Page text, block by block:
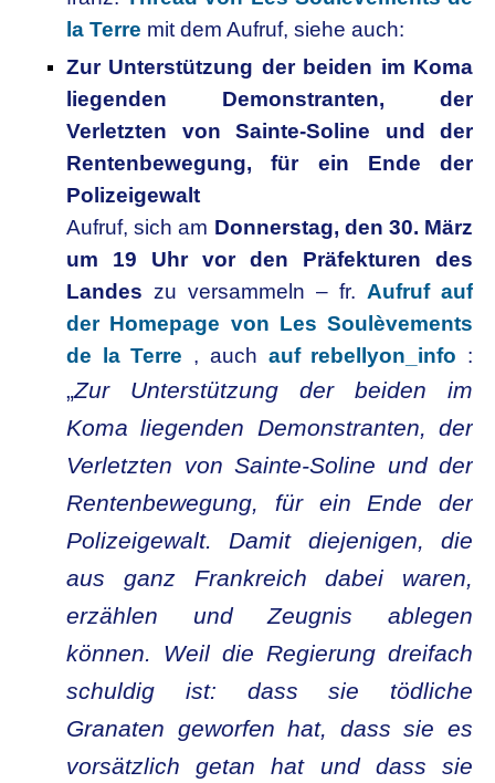
la Terre mit dem Aufruf, siehe auch:
Zur Unterstützung der beiden im Koma
liegenden Demonstranten, der
Verletzten von Sainte-Soline und der
Rentenbewegung, für ein Ende der
Polizeigewalt
Aufruf, sich am Donnerstag, den 30. März
um 19 Uhr vor den Präfekturen des
Landes zu versammeln – fr. Aufruf auf
der Homepage von Les Soulèvements
de la Terre , auch auf rebellyon_info :
„Zur Unterstützung der beiden im
Koma liegenden Demonstranten, der
Verletzten von Sainte-Soline und der
Rentenbewegung, für ein Ende der
Polizeigewalt. Damit diejenigen, die
aus ganz Frankreich dabei waren,
erzählen und Zeugnis ablegen
können. Weil die Regierung dreifach
schuldig ist: dass sie tödliche
Granaten geworfen hat, dass sie es
vorsätzlich getan hat und dass sie